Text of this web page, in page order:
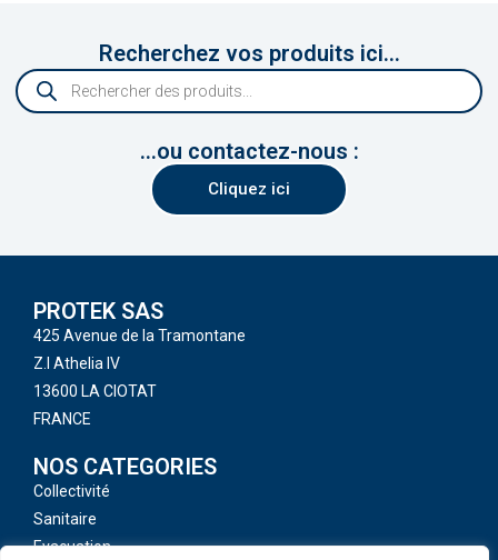
Recherchez vos produits ici...
...ou contactez-nous :
Cliquez ici
PROTEK SAS
425 Avenue de la Tramontane
Z.I Athelia IV
13600 LA CIOTAT
FRANCE
NOS CATEGORIES
Collectivité
Sanitaire
Evacuation